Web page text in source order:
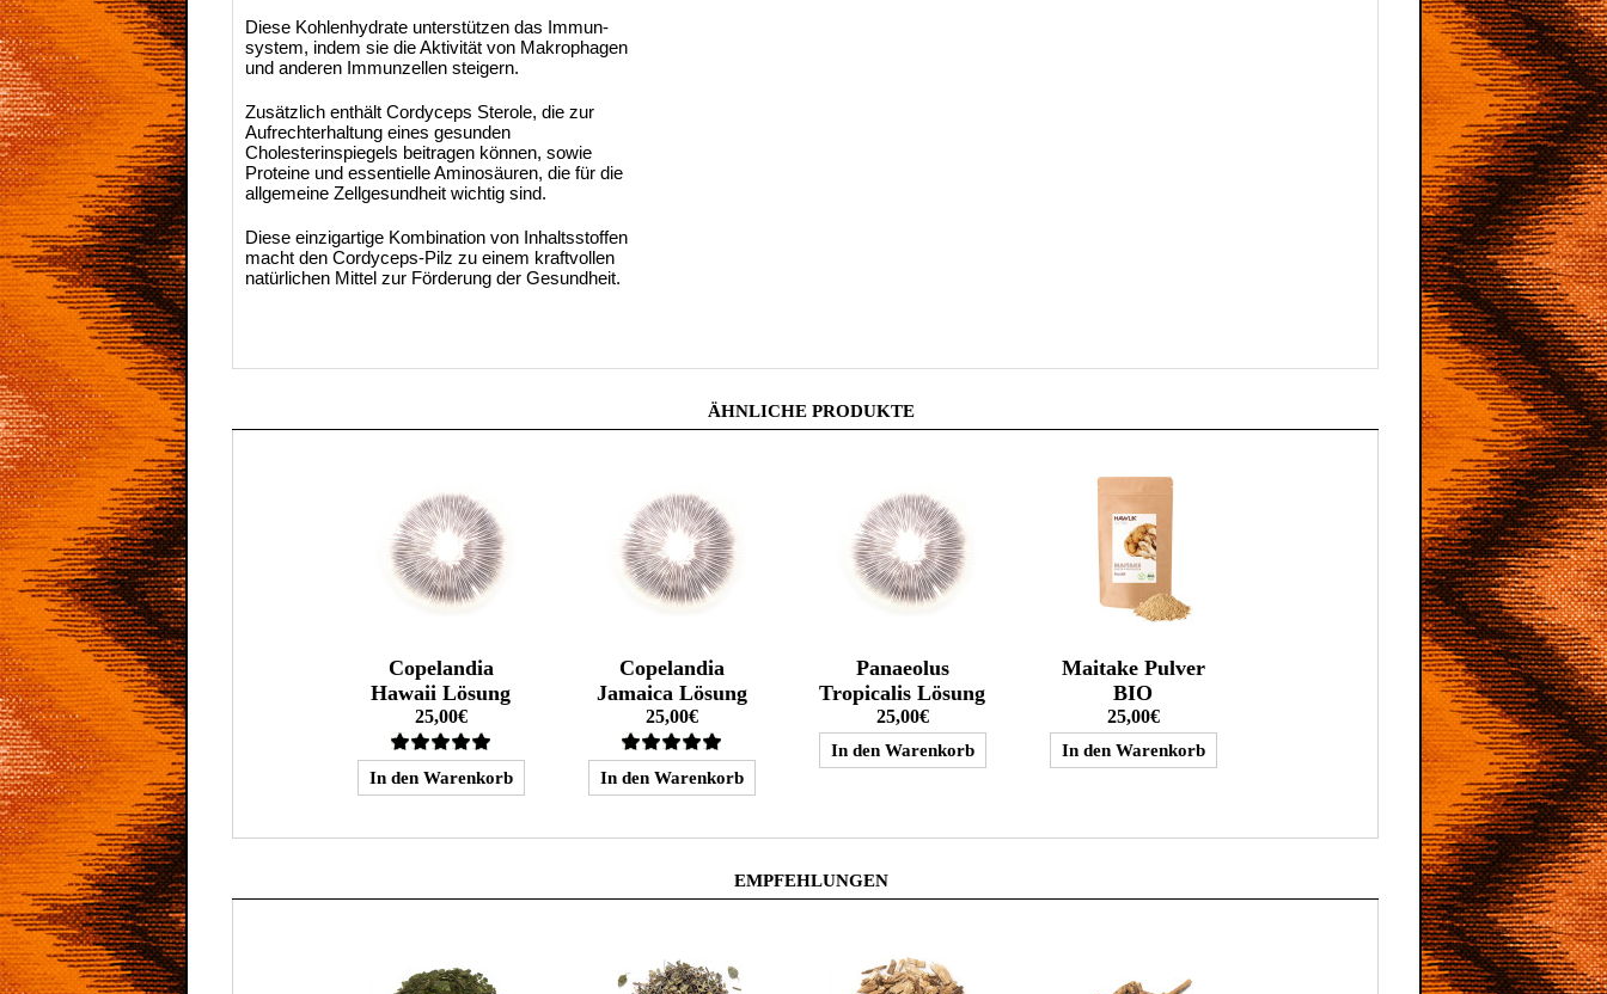
Diese Kohlenhydrate unterstützen das Immun-
system, indem sie die Aktivität von Makrophagen
und anderen Immunzellen steigern.
Zusätzlich enthält Cordyceps Sterole, die zur
Aufrechterhaltung eines gesunden
Cholesterinspiegels beitragen können, sowie
Proteine und essentielle Aminosäuren, die für die
allgemeine Zellgesundheit wichtig sind.
Diese einzigartige Kombination von Inhaltsstoffen
macht den Cordyceps-Pilz zu einem kraftvollen
natürlichen Mittel zur Förderung der Gesundheit.
ÄHNLICHE PRODUKTE
Copelandia
Hawaii Lösung
25,00€
Copelandia
Jamaica Lösung
25,00€
Panaeolus
Tropicalis Lösung
25,00€
Maitake Pulver
BIO
25,00€
EMPFEHLUNGEN